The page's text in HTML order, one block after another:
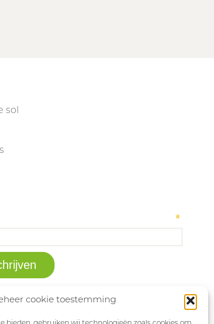
cookie toestemming
sol